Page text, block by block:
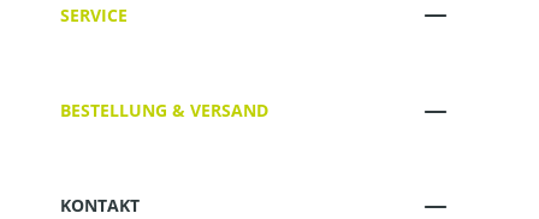
SERVICE
BESTELLUNG & VERSAND
KONTAKT